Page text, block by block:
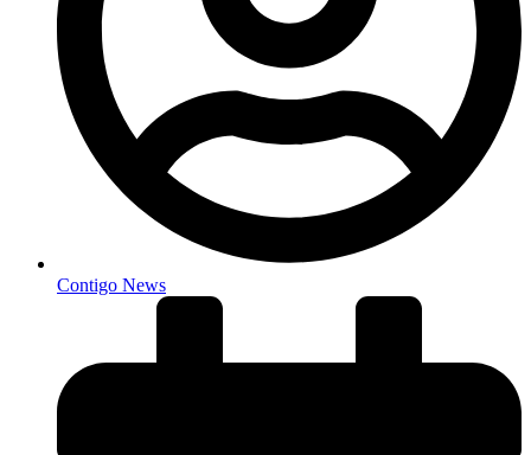
Contigo News